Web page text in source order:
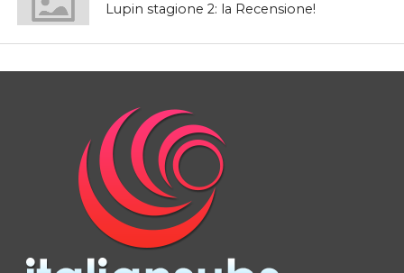
Lupin stagione 2: la Recensione!